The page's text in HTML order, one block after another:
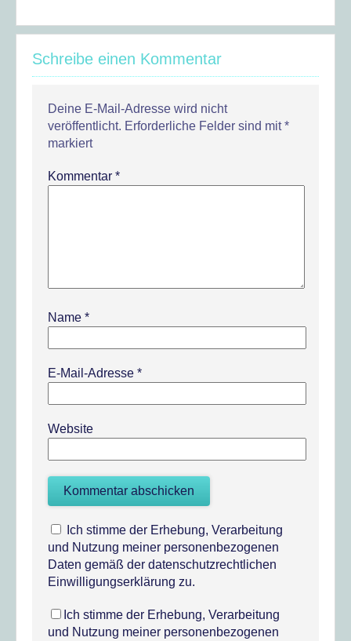
Schreibe einen Kommentar
Deine E-Mail-Adresse wird nicht
veröffentlicht. Erforderliche Felder sind mit*
markiert
Kommentar *
Name *
E-Mail-Adresse *
Website
Ich stimme der Erhebung, Verarbeitung
und Nutzung meiner personenbezogenen
Daten gemäß der datenschutzrechtlichen
Einwilligungserklärung zu.
Ich stimme der Erhebung, Verarbeitung
und Nutzung meiner personenbezogenen